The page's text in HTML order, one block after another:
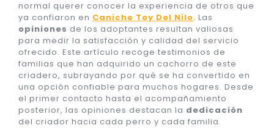
normal querer conocer la experiencia de otros que
ya confiaron en Caniche Toy Del Nilo. Las
opiniones de los adoptantes resultan valiosas
para medir la satisfacción y calidad del servicio
ofrecido. Este artículo recoge testimonios de
familias que han adquirido un cachorro de este
criadero, subrayando por qué se ha convertido en
una opción confiable para muchos hogares. Desde
el primer contacto hasta el acompañamiento
posterior, las opiniones destacan la dedicación
del criador hacia cada perro y cada familia.